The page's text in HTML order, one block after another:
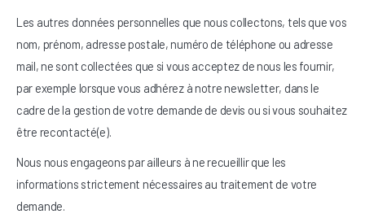
Les autres données personnelles que nous collectons, tels que vos
nom, prénom, adresse postale, numéro de téléphone ou adresse
mail, ne sont collectées que si vous acceptez de nous les fournir,
par exemple lorsque vous adhérez à notre newsletter, dans le
cadre de la gestion de votre demande de devis ou si vous souhaitez
être recontacté(e).
Nous nous engageons par ailleurs à ne recueillir que les
informations strictement nécessaires au traitement de votre
demande.